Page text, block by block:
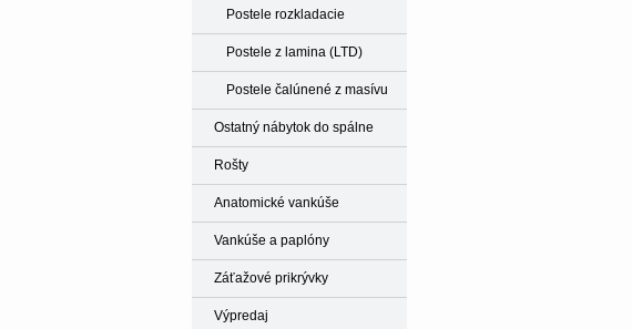
Postele rozkladacie
Postele z lamina (LTD)
Postele čalúnené z masívu
Ostatný nábytok do spálne
Rošty
Anatomické vankúše
Vankúše a paplóny
Záťažové prikrývky
Výpredaj